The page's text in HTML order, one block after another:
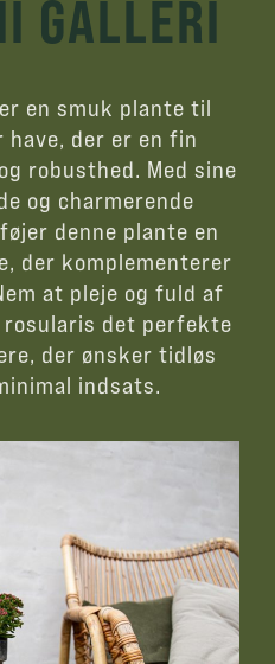
GALLERI
en smuk plante til
der er en fin
robusthed. Med sine
og charmerende
denne plante en
der komplementerer
at pleje og fuld af
det perfekte
der ønsker tidløs
indsats.